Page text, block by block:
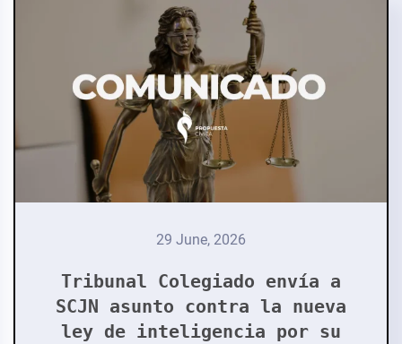
29 June, 2026
Tribunal Colegiado envía a
SCJN asunto contra la nueva
ley de inteligencia por su